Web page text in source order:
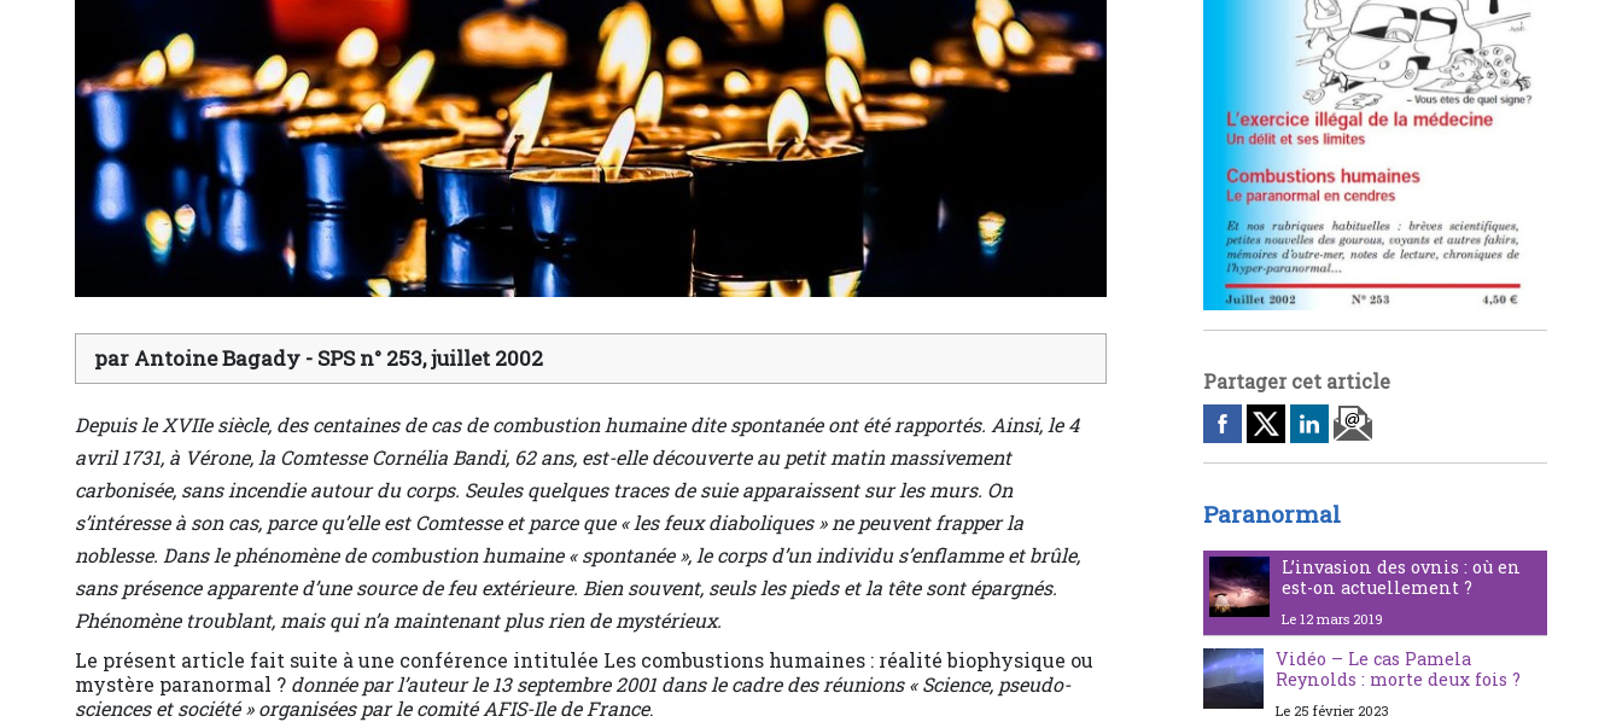
par Antoine Bagady - SPS n° 253, juillet 2002
Depuis le XVIIe siècle, des centaines de cas de combustion humaine dite spontanée ont été rapportés. Ainsi, le 4
avril 1731, à Vérone, la Comtesse Cornélia Bandi, 62 ans, est-elle découverte au petit matin massivement
carbonisée, sans incendie autour du corps. Seules quelques traces de suie apparaissent sur les murs. On
s’intéresse à son cas, parce qu’elle est Comtesse et parce que « les feux diaboliques » ne peuvent frapper la
noblesse. Dans le phénomène de combustion humaine « spontanée », le corps d’un individu s’enflamme et brûle,
sans présence apparente d’une source de feu extérieure. Bien souvent, seuls les pieds et la tête sont épargnés.
Phénomène troublant, mais qui n’a maintenant plus rien de mystérieux.
Le présent article fait suite à une conférence intitulée Les combustions humaines : réalité biophysique ou
mystère paranormal ? donnée par l’auteur le 13 septembre 2001 dans le cadre des réunions « Science, pseudo-
sciences et société » organisées par le comité AFIS-Ile de France.
Partager cet article
Paranormal
L’invasion des ovnis : où en
est-on actuellement ?
Le 12 mars 2019
Vidéo – Le cas Pamela
Reynolds : morte deux fois ?
Le 25 février 2023